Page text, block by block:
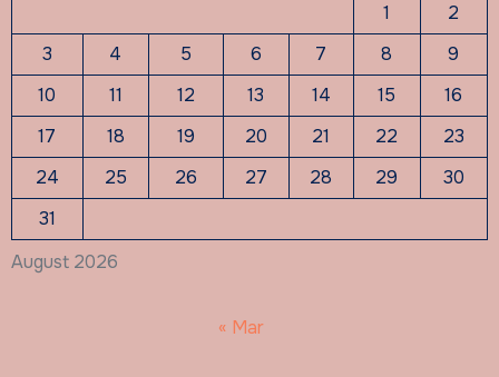
August 2026
1
2
3
4 5 6 7 8
9
10
11 12 13 14 15
16
17
18 19 20 21 22
23
24
25 26 27 28 29
30
31
« Mar